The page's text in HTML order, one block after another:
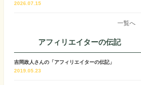
2026.07.15
一覧へ
アフィリエイターの伝記
吉岡政人さんの「アフィリエイターの伝記」
2019.05.23